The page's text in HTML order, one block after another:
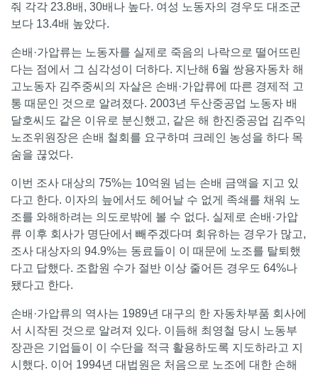
줘 각각 23.8배, 30배나 높다. 여성 노동자의 경우도 대조군
보다 13.4배 높았다.
손배·가압류는 노동자를 실제로 죽음의 나락으로 떨어뜨린
다는 점에서 그 심각성이 더하다. 지난해 6월 쌍용자동차 해
고노동자 김주중씨의 자살은 손배·가압류에 따른 경제적 고
통 때문인 것으로 알려졌다. 2003년 두산중공업 노동자 배
달호씨도 같은 이유로 분신했고, 같은 해 한진중공업 김주익
노조위원장은 손배 철회를 요구하며 크레인 농성을 하다 목
숨을 끊었다.
이번 조사 대상의 75%는 10억원 넘는 손배 금액을 지고 있
다고 한다. 이자의 늪에서도 헤어날 수 없게 족쇄를 채워 노
조를 와해하려는 의도로밖에 볼 수 없다. 실제로 손배·가압
류 이후 회사가 명단에서 빼주겠다며 회유하는 경우가 많고,
조사 대상자의 94.9%는 동료들이 이 때문에 노조를 탈퇴했
다고 답했다. 조합원 수가 절반 이상 줄어든 경우도 64%나
됐다고 한다.
손배·가압류의 역사는 1989년 대구의 한 자동차부품 회사에
서 시작된 것으로 알려져 있다. 이듬해 최영철 당시 노동부
장관은 기업들이 이 수단을 적극 활용하도록 지도하라고 지
시했다. 이어 1994년 대법원은 처음으로 노조에 대한 손해